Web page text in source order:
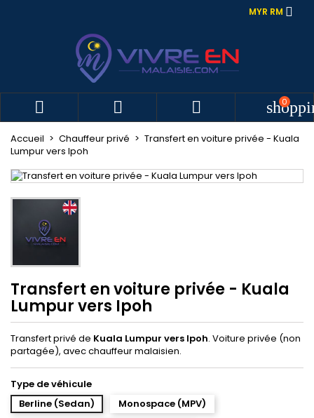
MYR RM 
   0
Accueil Chauffeur privé
Transfert en voiture privée - Kuala
Lumpur vers Ipoh
Transfert en voiture privée - Kuala
Lumpur vers Ipoh
Transfert privé de Kuala Lumpur vers Ipoh. Voiture privée (non
partagée), avec chauffeur malaisien.
Type de véhicule
Berline (Sedan)
Monospace (MPV)